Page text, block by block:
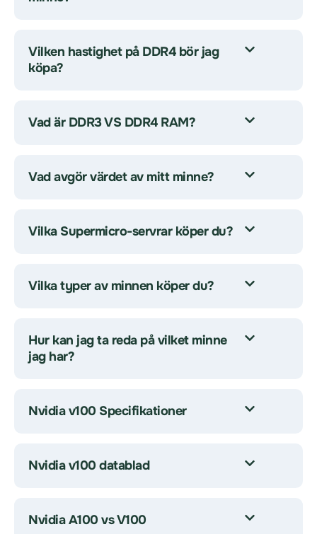
Vilken hastighet på DDR4 bör jag
köpa?
Vad är DDR3 VS DDR4 RAM?
Vad avgör värdet av mitt minne?
Vilka Supermicro-servrar köper du?
Vilka typer av minnen köper du?
Hur kan jag ta reda på vilket minne
jag har?
Nvidia v100 Specifikationer
Nvidia v100 datablad
Nvidia A100 vs V100